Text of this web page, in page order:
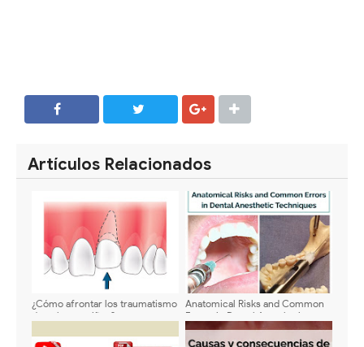
Artículos Relacionados
¿Cómo afrontar los traumatismo
dentales en niños?
Anatomical Risks and Common
Errors in Dental Anesthetic
Techniques